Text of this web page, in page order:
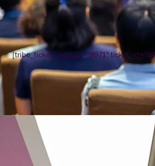
[tribe_tickets post_id="9971"